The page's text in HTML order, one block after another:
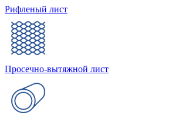
Рифленый лист
Просечно-вытяжной лист